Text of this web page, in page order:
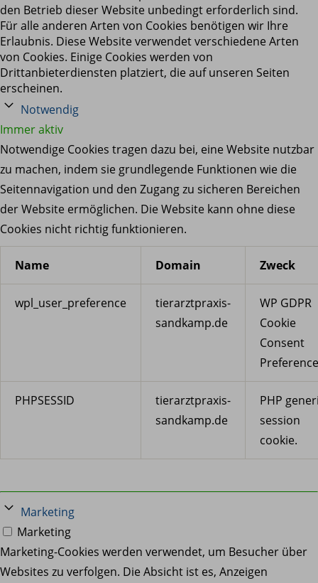
den Betrieb dieser Website unbedingt erforderlich sind.
Für alle anderen Arten von Cookies benötigen wir Ihre
Erlaubnis. Diese Website verwendet verschiedene Arten
von Cookies. Einige Cookies werden von
Drittanbieterdiensten platziert, die auf unseren Seiten
erscheinen.
Notwendig
Immer aktiv
Notwendige Cookies tragen dazu bei, eine Website nutzbar
zu machen, indem sie grundlegende Funktionen wie die
Seitennavigation und den Zugang zu sicheren Bereichen
der Website ermöglichen. Die Website kann ohne diese
Cookies nicht richtig funktionieren.
Name Domain Zweck
wpl_user_preference
tierarztpraxis-
sandkamp.de
WP GDPR
Cookie
Consent
PHPSESSID
tierarztpraxis-
sandkamp.de
PHP
session
cookie.
Marketing
Marketing
Marketing-Cookies werden verwendet, um Besucher über
Websites zu verfolgen. Die Absicht ist es, Anzeigen